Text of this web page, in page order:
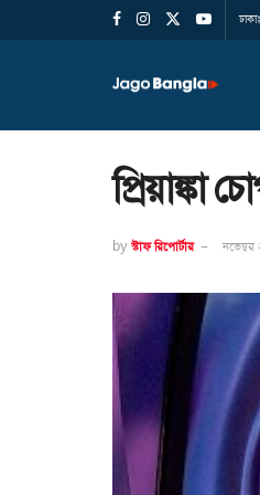
প্রিয়াঙ্কা
by স্টাফ রিপোর্টার